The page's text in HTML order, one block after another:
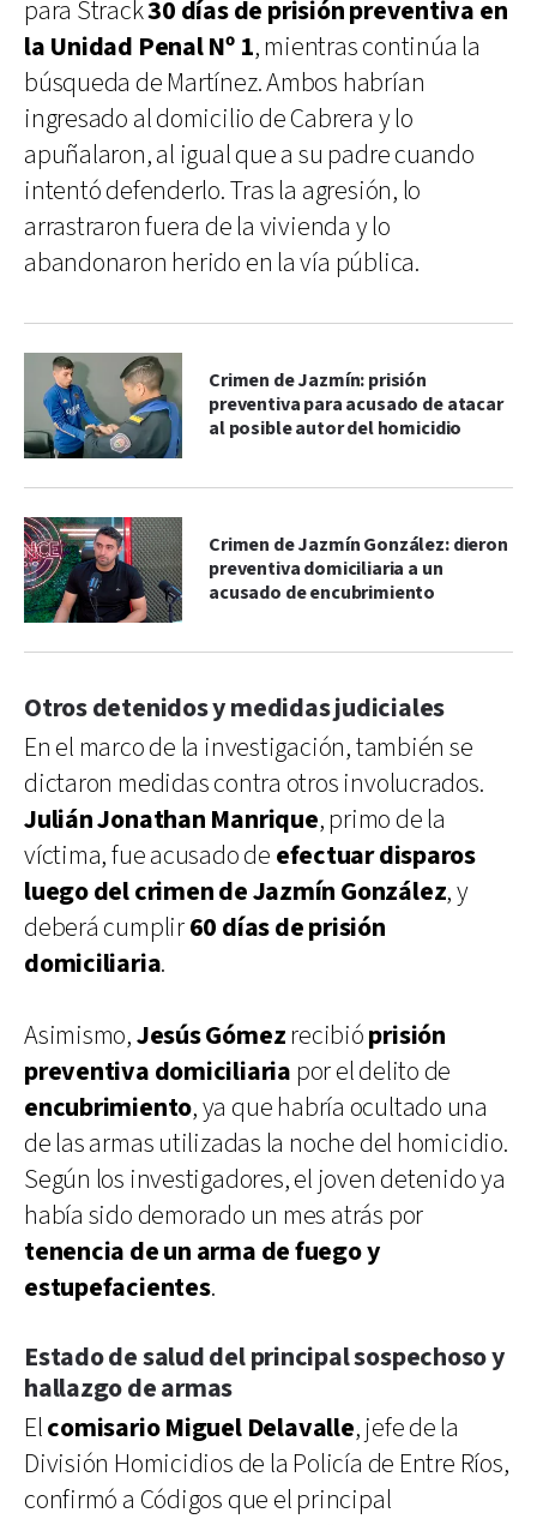
para Strack30 días de prisión preventiva en
la Unidad Penal Nº 1, mientras continúa la
búsqueda de Martínez. Ambos habrían
ingresado al domicilio de Cabrera y lo
apuñalaron, al igual que a su padre cuando
intentó defenderlo. Tras la agresión, lo
arrastraron fuera de la vivienda y lo
abandonaron herido en la vía pública.
Crimen de Jazmín: prisión
preventiva para acusado de atacar
al posible autor del homicidio
Crimen de Jazmín González: dieron
preventiva domiciliaria a un
acusado de encubrimiento
Otros detenidos y medidas judiciales
En el marco de la investigación, también se
dictaron medidas contra otros involucrados.
Julián Jonathan Manrique, primo de la
víctima, fue acusado de efectuar disparos
luego del crimen de Jazmín González, y
deberá cumplir60 días de prisión
domiciliaria.
Asimismo,Jesús Gómezrecibióprisión
preventiva domiciliaria por el delito de
encubrimiento, ya que habría ocultado una
de las armas utilizadas la noche del homicidio.
Según los investigadores, el joven detenido ya
había sido demorado un mes atrás por
tenencia de un arma de fuego y
estupefacientes.
Estado de salud del principal sospechoso y
hallazgo de armas
Elcomisario Miguel Delavalle, jefe de la
División Homicidios de la Policía de Entre Ríos,
confirmó a Códigos que el principal